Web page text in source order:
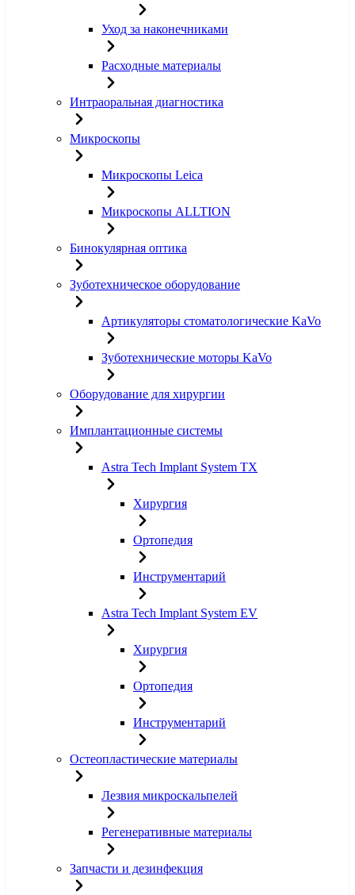
Уход за наконечниками
Расходные материалы
Интраоральная диагностика
Микроскопы
Микроскопы Leica
Микроскопы ALLTION
Бинокулярная оптика
Зуботехническое оборудование
Артикуляторы стоматологические KaVo
Зуботехнические моторы KaVo
Оборудование для хирургии
Имплантационные системы
Astra Tech Implant System TX
Хирургия
Ортопедия
Инструментарий
Astra Tech Implant System EV
Хирургия
Ортопедия
Инструментарий
Остеопластические материалы
Лезвия микроскальпелей
Регенеративные материалы
Запчасти и дезинфекция